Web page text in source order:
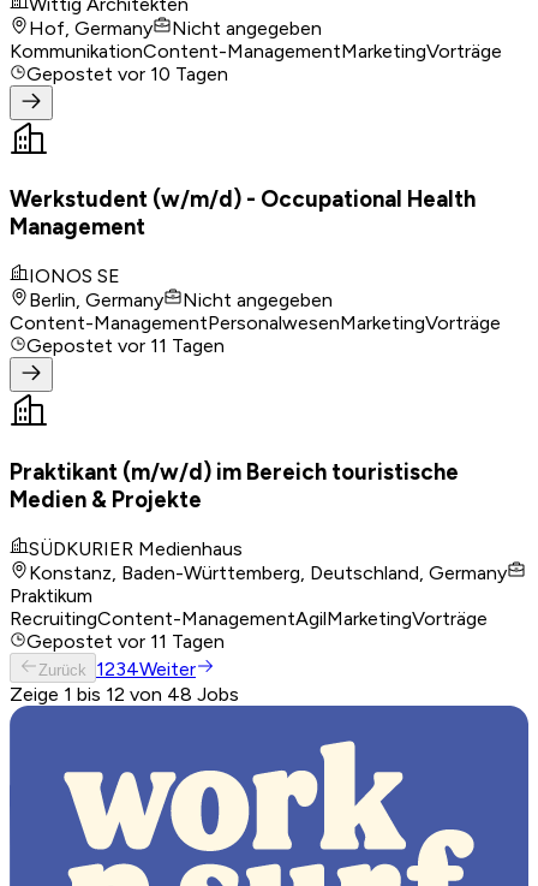
Hof, Germany
Nicht angegeben
KommunikationContent-ManagementMarketingVorträge
Gepostet vor 10 Tagen
Werkstudent (w/m/d) - Occupational Health
Management
IONOS SE
Berlin, Germany
Nicht angegeben
Content-ManagementPersonalwesenMarketingVorträge
Gepostet vor 11 Tagen
Praktikant (m/w/d) im Bereich touristische
Medien & Projekte
SÜDKURIER Medienhaus
Konstanz, Baden-Württemberg, Deutschland, Germany
Praktikum
RecruitingContent-ManagementAgilMarketingVorträge
Gepostet vor 11 Tagen
Zurück 1234Weiter
Zeige 1 bis 12 von 48 Jobs